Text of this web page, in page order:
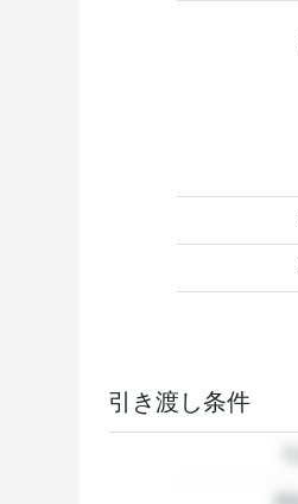
引き渡し条件